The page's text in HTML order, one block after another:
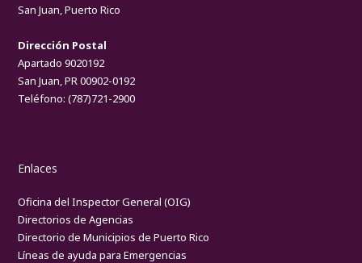
San Juan, Puerto Rico
Dirección Postal
Apartado 9020192
San Juan, PR 00902-0192
Teléfono:(787)721-2900
Enlaces
Oficina del Inspector General (OIG)
Directorios de Agencias
Directorio de Municipios de Puerto Rico
Líneas de ayuda para Emergencias